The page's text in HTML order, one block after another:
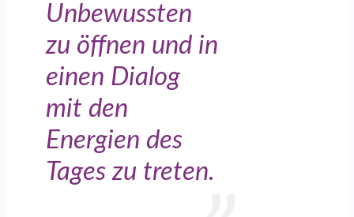
Unbewussten
zu öffnen und in
einen Dialog
mit den
Energien des
Tages zu treten.